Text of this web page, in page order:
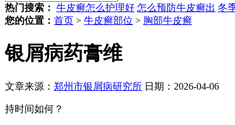
热门搜索： 牛皮癣怎么护理好 怎么预防牛皮癣出 冬
您的位置： 首页 > 牛皮癣部位 > 胸部牛皮癣
银屑病药膏维
文章来源： 郑州市银屑病研究所 日期：2026-04-06
持时间如何？